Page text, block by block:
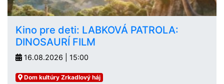
Kino pre deti: LABKOVÁ PATROLA:
DINOSAURÍ FILM
16.08.2026 | 15:00
Dom kultúry Zrkadlový háj